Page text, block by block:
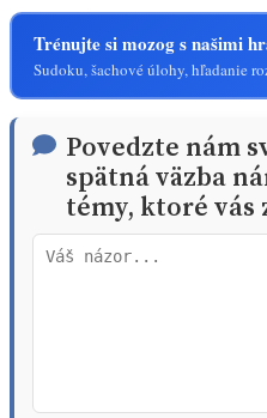
Trénujte si mozog s našimi
Sudoku, šachové úlohy, hľadanie
Povedzte nám
spätná väzba
témy, ktoré vás